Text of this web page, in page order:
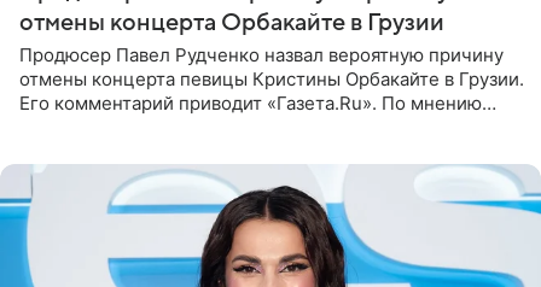
отмены концерта Орбакайте в Грузии
Продюсер Павел Рудченко назвал вероятную причину
отмены концерта певицы Кристины Орбакайте в Грузии.
Его комментарий приводит «Газета.Ru». По мнению